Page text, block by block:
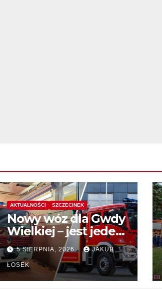
AKTUALNOŚCI SZCZECINEK
Nowy wóz dla Gwdy
Wielkiej – jest jeden
chętny na dostawę
5 SIERPNIA, 2026 JAKUB
ŁOSEK